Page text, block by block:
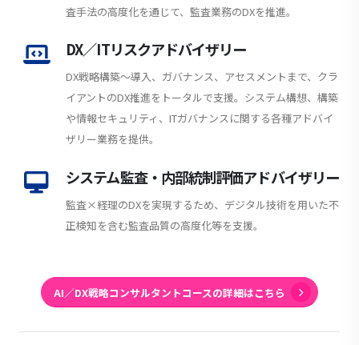
査手法の高度化を通じて、監査業務のDXを推進。
DX／ITリスクアドバイザリー
DX戦略構築～導入、ガバナンス、アセスメントまで、クラ
イアントのDX推進をトータルで支援。システム構想、構築
や情報セキュリティ、ITガバナンスに関する各種アドバイ
ザリー業務を提供。
システム監査・内部統制評価アドバイザリー
監査×経理のDXを実現するため、デジタル技術を用いた不
正検知を含む監査品質の高度化等を支援。
AI／DX戦略コンサルタントコースの詳細はこちら